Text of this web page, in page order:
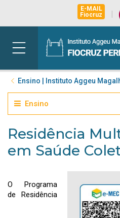
E-MAIL
Fiocruz
|
Ensino | Instituto Aggeu
Ensino
Residência
em Saúde
O Programa
de Residência